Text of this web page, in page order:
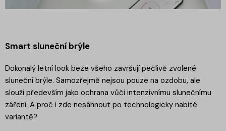
Smart sluneční brýle
Dokonalý letní look beze všeho završují pečlivě zvolené
sluneční brýle. Samozřejmě nejsou pouze na ozdobu, ale
slouží především jako ochrana vůči intenzivnímu slunečnímu
záření. A proč i zde nesáhnout po technologicky nabité
variantě?